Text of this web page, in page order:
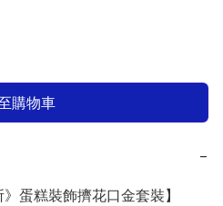
購物車
−
蛋糕裝飾擠花口金套裝】